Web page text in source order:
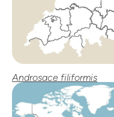
Androsace filiformis